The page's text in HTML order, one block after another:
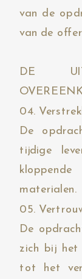
van de
van de
DE
04.
De
tijdige
materialen.
05.
De
zich bij het
tot het